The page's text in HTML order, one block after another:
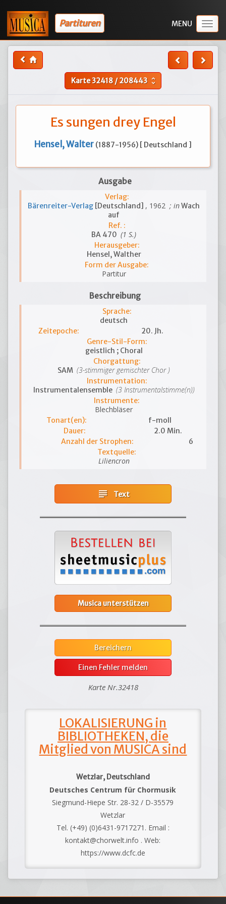
Partituren
Karte32418/208443 unfold_more
Es sungen drey Engel
Hensel, Walter (1887-1956) [ Deutschland ]
Ausgabe
Verlag:
Bärenreiter-Verlag [Deutschland] , 1962 ; inWach
auf
Ref. :
BA 470 (1 S.)
Herausgeber:
Hensel, Walther
Form der Ausgabe:
Partitur
Beschreibung
Sprache:
deutsch
Zeitepoche:
20. Jh.
Genre-Stil-Form:
geistlich ; Choral
Chorgattung:
SAM (3-stimmiger gemischter Chor )
Instrumentation:
Instrumentalensemble (3 Instrumentalstimme(n))
Instrumente:
Blechbläser
Tonart(en):
f-moll
Dauer:
2.0 Min.
Anzahl der Strophen:
6
Textquelle:
Liliencron
subject Text
Musica unterstützen
Bereichern
Einen Fehler melden
Karte Nr.32418
LOKALISIERUNG in
BIBLIOTHEKEN, die
Mitglied von MUSICA sind
Wetzlar, Deutschland
Deutsches Centrum für Chormusik
Siegmund-Hiepe Str. 28-32 / D-35579
Wetzlar
Tel. (+49) (0)6431-9717271. Email :
kontakt@chorwelt.info . Web:
https://www.dcfc.de